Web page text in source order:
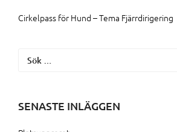
Cirkelpass för Hund – Tema Fjärrdirigering
Sök
SENASTE INLÄGGEN